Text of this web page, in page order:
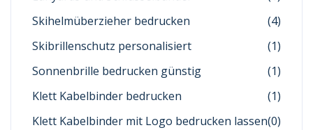
Skihelmüberzieher bedrucken
(4)
Skibrillenschutz personalisiert
(1)
Sonnenbrille bedrucken günstig
(1)
Klett Kabelbinder bedrucken
(1)
Klett Kabelbinder mit Logo bedrucken lassen(0)